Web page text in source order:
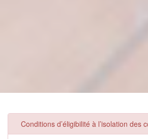
Conditions d’éligibilité à l’isolation des